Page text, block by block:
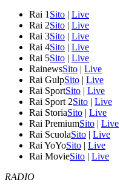
Rai 1 Sito | Live
Rai 2Sito | Live
Rai 3Sito | Live
Rai 4Sito | Live
Rai 5Sito | Live
RainewsSito | Live
Rai GulpSito | Live
Rai SportSito | Live
Rai Sport 2Sito | Live
Rai StoriaSito | Live
Rai PremiumSito | Live
Rai ScuolaSito | Live
Rai YoYoSito | Live
Rai MovieSito | Live
RADIO